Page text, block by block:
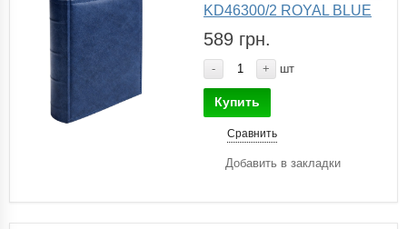
KD46300/2 ROYAL BLUE
589 грн.
- + шт
Купить
Сравнить
Добавить в закладки